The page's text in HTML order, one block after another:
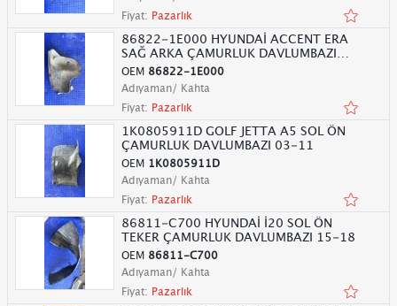
Fiyat: Pazarlık
86822-1E000 HYUNDAİ ACCENT ERA
SAĞ ARKA ÇAMURLUK DAVLUMBAZI
06-12
OEM 86822-1E000
Adıyaman/ Kahta
Fiyat: Pazarlık
1K0805911D GOLF JETTA A5 SOL ÖN
ÇAMURLUK DAVLUMBAZI 03-11
OEM 1K0805911D
Adıyaman/ Kahta
Fiyat: Pazarlık
86811-C700 HYUNDAİ İ20 SOL ÖN
TEKER ÇAMURLUK DAVLUMBAZI 15-18
OEM 86811-C700
Adıyaman/ Kahta
Fiyat: Pazarlık